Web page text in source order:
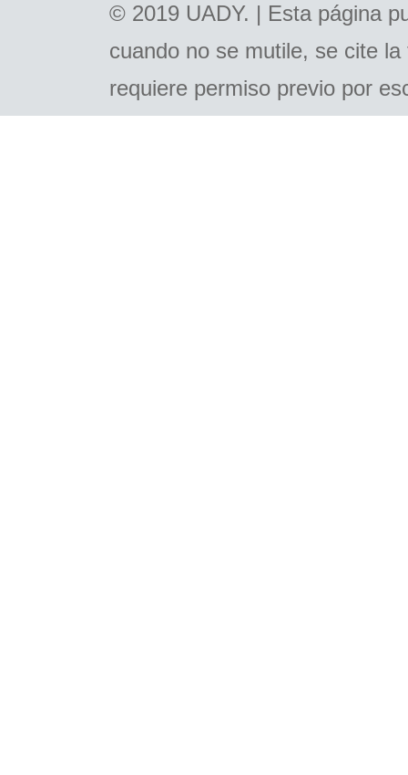
© 2019 UADY. | Esta página
cuando no se mutile, se cite
requiere permiso previo por